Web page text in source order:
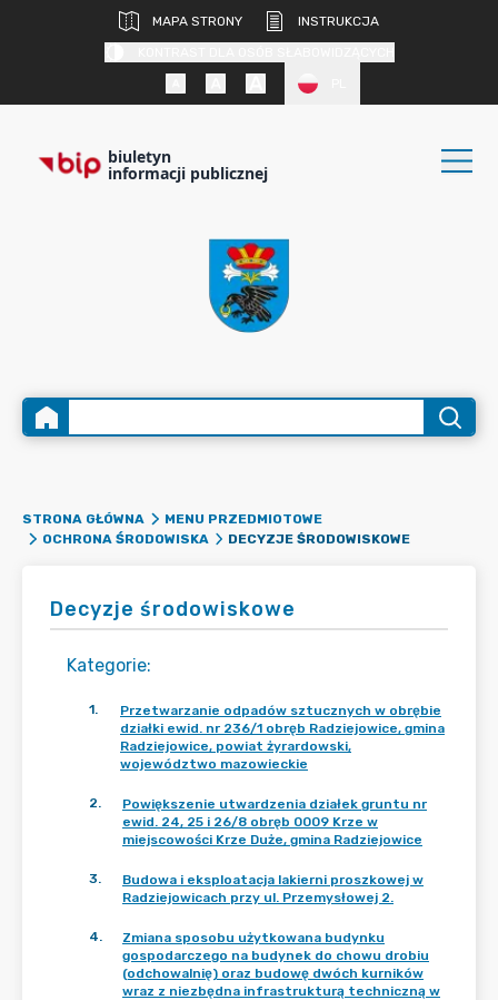
MAPA STRONY
INSTRUKCJA
biuletyn
informacji publicznej
STRONA GŁÓWNA
MENU PRZEDMIOTOWE
OCHRONA ŚRODOWISKA
DECYZJE ŚRODOWISKOWE
Decyzje środowiskowe
Kategorie:
1.
Przetwarzanie odpadów sztucznych w obrębie
działki ewid. nr 236/1 obręb Radziejowice, gmina
Radziejowice, powiat żyrardowski,
województwo mazowieckie
2.
Powiększenie utwardzenia działek gruntu nr
ewid. 24, 25 i 26/8 obręb 0009 Krze w
miejscowości Krze Duże, gmina Radziejowice
3.
Budowa i eksploatacja lakierni proszkowej w
Radziejowicach przy ul. Przemysłowej 2.
4.
Zmiana sposobu użytkowana budynku
gospodarczego na budynek do chowu drobiu
(odchowalnię) oraz budowę dwóch kurników
wraz z niezbędna infrastrukturą techniczną w